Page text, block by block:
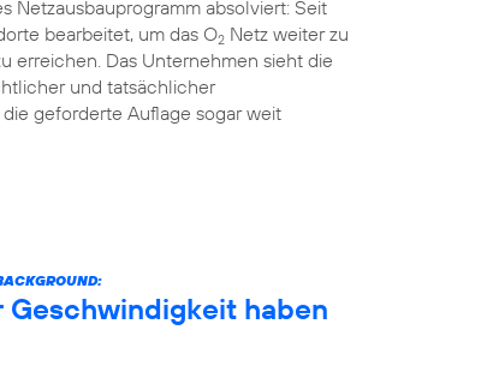
Netzausbauprogramm absolviert: Seit
bearbeitet, um das O2 Netz weiter zu
erreichen. Das Unternehmen sieht die
und tatsächlicher
geforderte Auflage sogar weit
haben